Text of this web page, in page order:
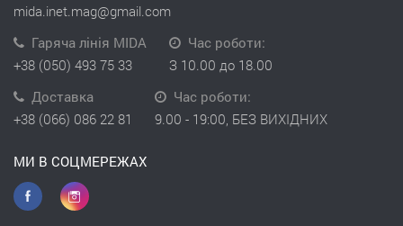
mida.inet.mag@gmail.com
Гаряча лінія MIDA
+38 (050) 493 75 33
Час роботи:
З 10.00 до 18.00
Доставка
+38 (066) 086 22 81
Час роботи:
9.00 - 19:00, БЕЗ ВИХІДНИХ
МИ В СОЦМЕРЕЖАХ